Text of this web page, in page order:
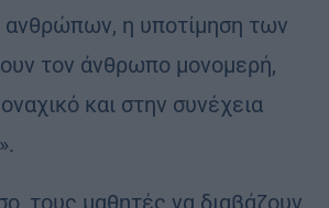
η υποτίμηση των
τον άνθρωπο μονομερή,
και στην συνέχεια
τους μαθητές να διαβάζουν